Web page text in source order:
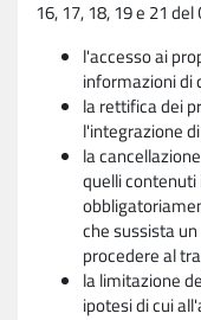
16, 17, 18, 19 e 21 del
l'accesso ai
informazioni di
la rettifica dei
l'integrazione
la
quelli
che sussista
procedere al
la limitazione
ipotesi di cui